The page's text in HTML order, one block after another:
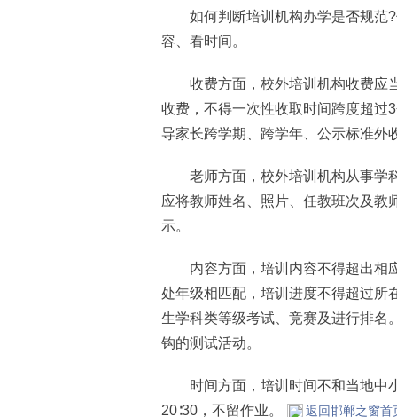
如何判断培训机构办学是否规范?
容、看时间。
收费方面，校外培训机构收费应
收费，不得一次性收取时间跨度超过
导家长跨学期、跨学年、公示标准外
老师方面，校外培训机构从事学
应将教师姓名、照片、任教班次及教
示。
内容方面，培训内容不得超出相
处年级相匹配，培训进度不得超过所
生学科类等级考试、竞赛及进行排名
钩的测试活动。
时间方面，培训时间不和当地中
20∶30，不留作业。
返回邯郸之窗首